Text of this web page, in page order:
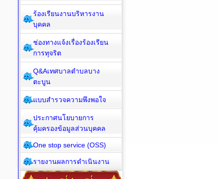
ร้องเรียนงานบริหารงาน
บุคคล
ช่องทางแจ้งเรื่องร้องเรียน
การทุจริต
Q&Aเทศบาลตำบลบาง
ตะบูน
แบบสำรวจความพึงพอใจ
ประกาศนโยบายการ
คุ้มครองข้อมูลส่วนบุคคล
One stop service (OSS)
รายงานผลการดำเนินงาน